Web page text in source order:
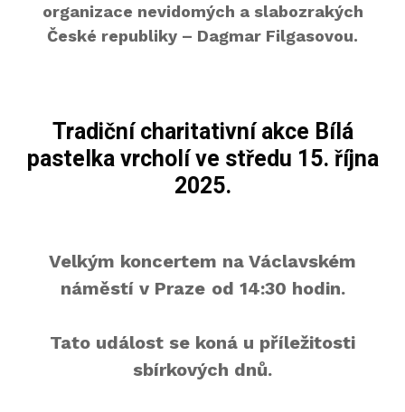
organizace nevidomých a slabozrakých
České republiky – Dagmar Filgasovou.
Tradiční charitativní akce Bílá
pastelka vrcholí ve středu 15. října
2025.
Velkým koncertem na Václavském
náměstí v Praze od 14:30 hodin.
Tato událost se koná u příležitosti
sbírkových dnů.